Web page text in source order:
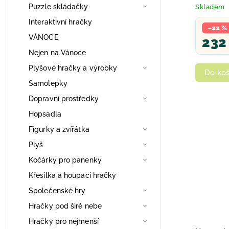
Puzzle skládačky
Interaktivní hračky
VÁNOCE
Nejen na Vánoce
Plyšové hračky a výrobky
Samolepky
Dopravní prostředky
Hopsadla
Figurky a zvířátka
Plyš
Kočárky pro panenky
Křesílka a houpací hračky
Společenské hry
Hračky pod širé nebe
Hračky pro nejmenší
Skladem
–22 %
Do